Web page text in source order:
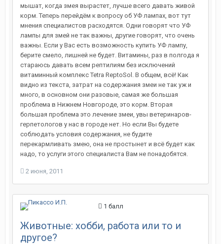
мышат, когда змея вырастет, лучше всего давать живой
корм. Теперь перейдём к вопросу об УФ лампах, вот тут
мнения специалистов расходятся. Одни говорят что УФ
лампы для змей не так важны, другие говорят, что очень
важны. Если у Вас есть возможность купить УФ лампу,
берите смело, лишней не будет. Витамины, раз в полгода я
стараюсь давать всем рептилиям без исключений
витаминный комплекс Tetra ReptoSol. В общем, всё! Как
видно из текста, затрат на содержания змеи не так уж и
много, в основном они разовые, самая же большая
проблема в Нижнем Новгороде, это корм. Вторая
большая проблема это лечение змеи, увы ветеринаров-
герпетологов у нас в городе нет. Но если Вы будете
соблюдать условия содержания, не будите
перекармливать змею, она не простынет и всё будет как
надо, то услуги этого специалиста Вам не понадобятся.
2 июня, 2011
1 балл
Животные: хобби, работа или то и
другое?